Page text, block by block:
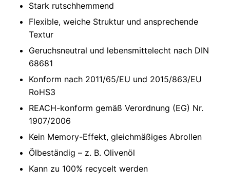
Stark rutschhemmend
Flexible, weiche Struktur und ansprechende
Textur
Geruchsneutral und lebensmittelecht nach DIN
68681
Konform nach 2011/65/EU und 2015/863/EU
RoHS3
REACH-konform gemäß Verordnung (EG) Nr.
1907/2006
Kein Memory-Effekt, gleichmäßiges Abrollen
Ölbeständig – z. B. Olivenöl
Kann zu 100% recycelt werden